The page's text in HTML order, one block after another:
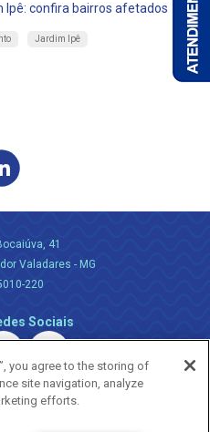
Ipê: confira bairros afetados
Jardim Ipê
41
Valadares - MG
220
Sociais
you agree to the storing of
site navigation, analyze
efforts.